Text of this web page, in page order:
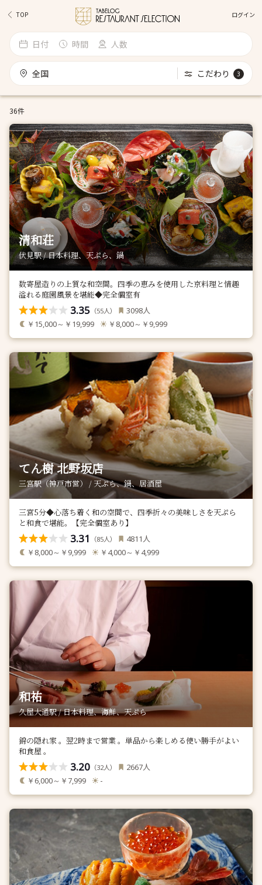
TOP ログイン
日付 時間 人数
全国 こだわり 3
36件
清和荘
伏見駅 / 日本料理、天ぷら、鍋
数寄屋造りの上質な和空間。四季の恵みを使用した京料理と情趣
溢れる庭園風景を堪能◆完全個室有
3.35 （55人） 3098人
￥15,000～￥19,999 ￥8,000～￥9,999
てん樹 北野坂店
三宮駅（神戸市営） / 天ぷら、鍋、居酒屋
三宮5分◆心落ち着く和の空間で、四季折々の美味しさを天ぷら
と和食で堪能。【完全個室あり】
3.31 （85人） 4811 人
￥8,000～￥9,999 ￥4,000～￥4,999
和祐
久屋大通駅 / 日本料理、海鮮、天ぷら
錦の隠れ家 。翌2時まで営業 。単品から楽しめる使い勝手がよい
和食屋 。
3.20 （32人） 2667人
￥6,000～￥7,999 -